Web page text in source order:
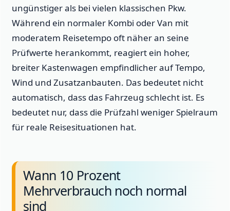
ungünstiger als bei vielen klassischen Pkw.
Während ein normaler Kombi oder Van mit
moderatem Reisetempo oft näher an seine
Prüfwerte herankommt, reagiert ein hoher,
breiter Kastenwagen empfindlicher auf Tempo,
Wind und Zusatzanbauten. Das bedeutet nicht
automatisch, dass das Fahrzeug schlecht ist. Es
bedeutet nur, dass die Prüfzahl weniger Spielraum
für reale Reisesituationen hat.
Wann 10 Prozent
Mehrverbrauch noch normal
sind